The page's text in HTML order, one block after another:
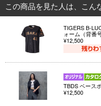
この商品を見た人は、こん
TIGERS B-
ォーム（背番
¥12,500
TBDS ベース
¥12,500